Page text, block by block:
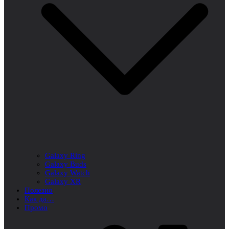
Galaxy Ring
Galaxy Buds
Galaxy Watch
Galaxy XR
Полезно
Как да…
Промо